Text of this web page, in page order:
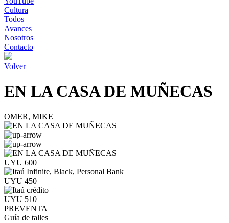
Cultura
Todos
Avances
Nosotros
Contacto
Volver
EN LA CASA DE MUÑECAS
OMER, MIKE
UYU 600
UYU 450
UYU 510
PREVENTA
Guía de talles